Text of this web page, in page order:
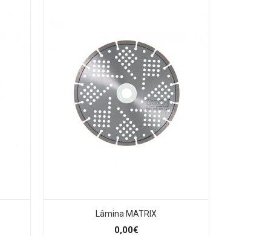
Lâmina MATRIX
0,00€